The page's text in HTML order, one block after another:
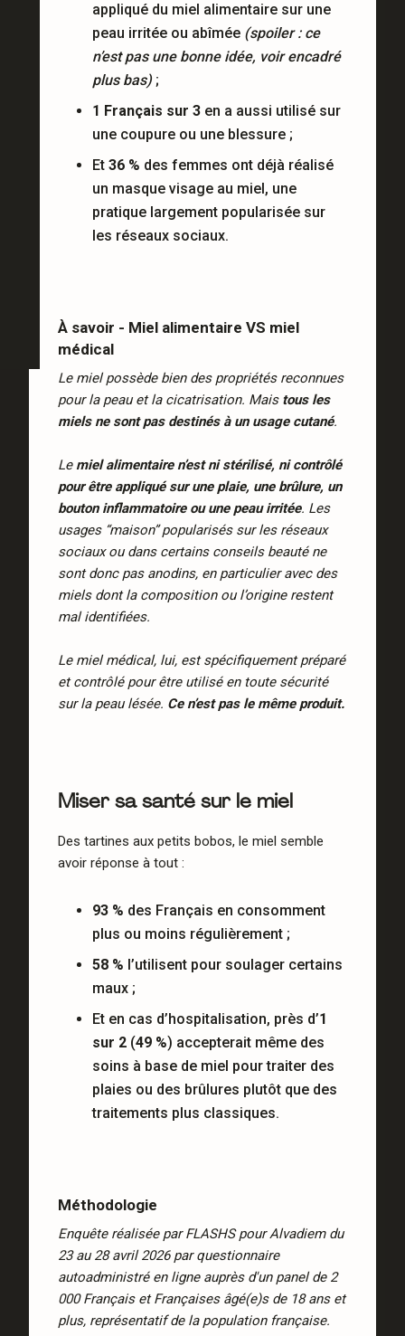
appliqué du miel alimentaire sur une
peau irritée ou abîmée (spoiler : ce
n’est pas une bonne idée, voir encadré
plus bas);
1 Français sur 3 en a aussi utilisé sur
une coupure ou une blessure ;
Et36 % des femmes ont déjà réalisé
un masque visage au miel, une
pratique largement popularisée sur
les réseaux sociaux.
À savoir - Miel alimentaire VS miel
médical
Le miel possède bien des propriétés reconnues
pour la peau et la cicatrisation. Mais tous les
miels ne sont pas destinés à un usage cutané.
Le miel alimentaire n’est ni stérilisé, ni contrôlé
pour être appliqué sur une plaie, une brûlure, un
bouton inflammatoire ou une peau irritée. Les
usages “maison” popularisés sur les réseaux
sociaux ou dans certains conseils beauté ne
sont donc pas anodins, en particulier avec des
miels dont la composition ou l’origine restent
mal identifiées.
Le miel médical, lui, est spécifiquement préparé
et contrôlé pour être utilisé en toute sécurité
sur la peau lésée. Ce n’est pas le même produit.
Miser sa santé sur le miel
Des tartines aux petits bobos, le miel semble
avoir réponse à tout :
93 % des Français en consomment
plus ou moins régulièrement ;
58 % l’utilisent pour soulager certains
maux ;
Et en cas d’hospitalisation, près d’1
sur 2 (49 %) accepterait même des
soins à base de miel pour traiter des
plaies ou des brûlures plutôt que des
traitements plus classiques.
Méthodologie
Enquête réalisée par FLASHS pour Alvadiem du
23 au 28 avril 2026 par questionnaire
autoadministré en ligne auprès d'un panel de 2
000 Français et Françaises âgé(e)s de 18 ans et
plus, représentatif de la population française.